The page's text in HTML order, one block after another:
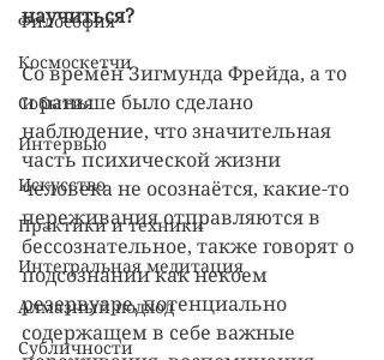
Философия
Космоскетчи
События
Интервью
Искусство
Практики и техники
Интегральная медитация
Алмазный подход
Субличности
научиться?
Со времён Зигмунда Фрейда, а то
и раньше было сделано
наблюдение, что значительная
часть психической жизни
человека не осознаётся, какие-то
переживания отправляются в
бессознательное, также говорят о
подсознании как некоем
резервуаре, потенциально
содержащем в себе важные